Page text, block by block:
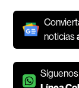
noticias